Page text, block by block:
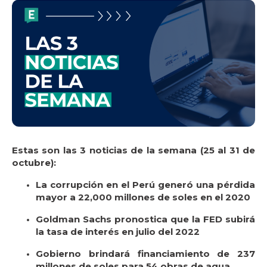
Estas son las 3 noticias de la semana (25 al 31 de
octubre):
La corrupción en el Perú generó una pérdida
mayor a 22,000 millones de soles en el 2020
Goldman Sachs pronostica que la FED subirá
la tasa de interés en julio del 2022
Gobierno brindará financiamiento de 237